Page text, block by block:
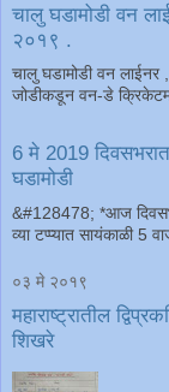
चालु घडामोडी वन
२०१९ .
चालु घडामोडी वन
जोडीकडून वन-डे
6 मे 2019
घडामोडी
&#128478; *आज
व्या टप्प्यात सायंकाळी 5
०३ मे २०१९
महाराष्ट्रातील
शिखरे